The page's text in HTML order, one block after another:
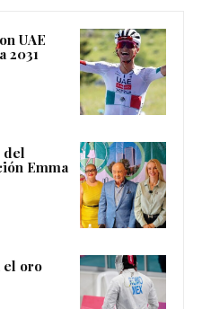
UAE
2031
del
Emma
el oro